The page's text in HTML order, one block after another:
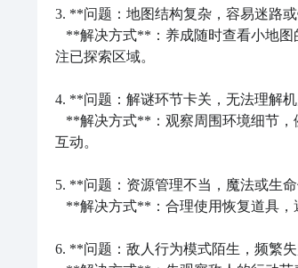
3、接上一条，到了巨型遗迹会发现水
了)
4、失落墓园会出现7个粉红色灵魂，
5、瞭望塔最右边有关闭的门，门口
开门
墓园找守墓人原来的位置，发现那边
化清小兵只要一下)
藏道具“老照片”的背面有顺序(在道具
字，它可能会起作用…是什么来着?”这样的
按
《地平线西之绝境》死亡之门密
地平线西之绝境死亡之门密码介绍？
下面一起来看一下九游网小编带来的
3. **问题：地图结构复杂，容易迷路
注已探索区域。
4. **问题：解谜环节卡关，无法理解
互动。
5. **问题：资源管理不当，魔法或生
6. **问题：敌人行为模式陌生，频繁